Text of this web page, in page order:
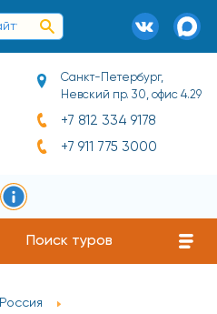
Санкт-Петербург,
Невский пр. 30, офис 4.29
+7 812 334 9178
+7 911 775 3000
Поиск туров
Россия